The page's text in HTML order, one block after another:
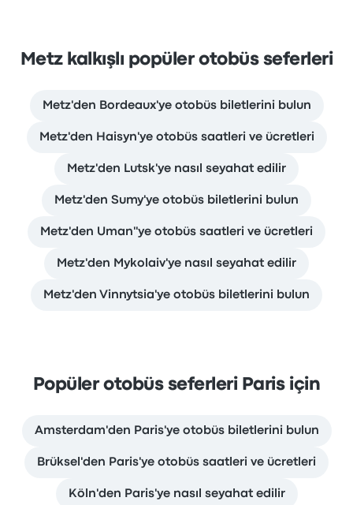
Metz kalkışlı popüler otobüs seferleri
Metz'den Bordeaux'ye otobüs biletlerini bulun
Metz'den Haisyn'ye otobüs saatleri ve ücretleri
Metz'den Lutsk'ye nasıl seyahat edilir
Metz'den Sumy'ye otobüs biletlerini bulun
Metz'den Uman''ye otobüs saatleri ve ücretleri
Metz'den Mykolaiv'ye nasıl seyahat edilir
Metz'den Vinnytsia'ye otobüs biletlerini bulun
Popüler otobüs seferleri Paris için
Amsterdam'den Paris'ye otobüs biletlerini bulun
Brüksel'den Paris'ye otobüs saatleri ve ücretleri
Köln'den Paris'ye nasıl seyahat edilir